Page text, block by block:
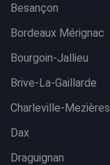
Besançon
Bordeaux Mérignac
Bourgoin-Jallieu
Brive-La-Gaillarde
Charleville-Mezières
Dax
Draguignan